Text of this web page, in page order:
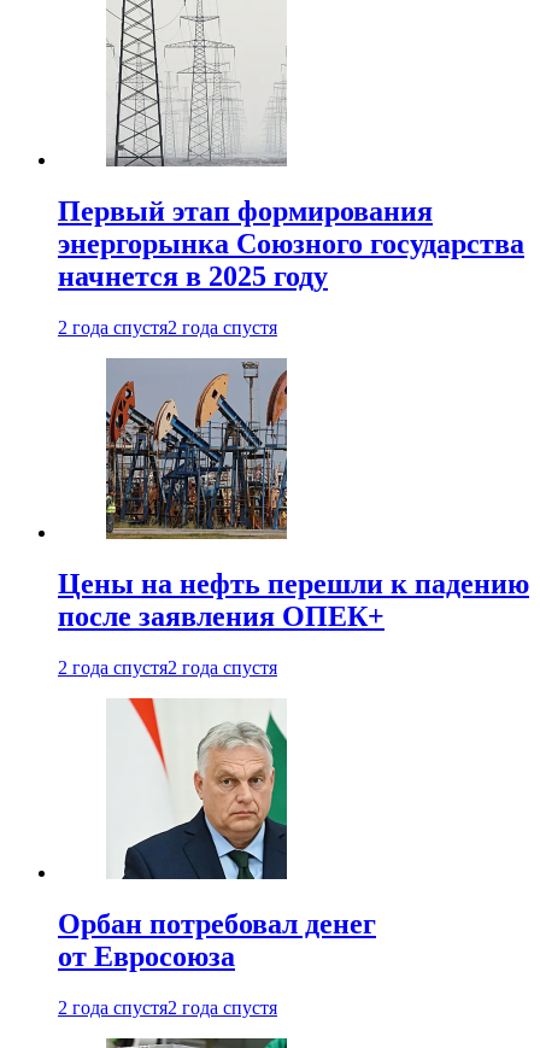
Первый этап формирования
энергорынка Союзного государства
начнется в 2025 году
2 года спустя2 года спустя
Цены на нефть перешли к падению
после заявления ОПЕК+
2 года спустя2 года спустя
Орбан потребовал денег
от Евросоюза
2 года спустя2 года спустя